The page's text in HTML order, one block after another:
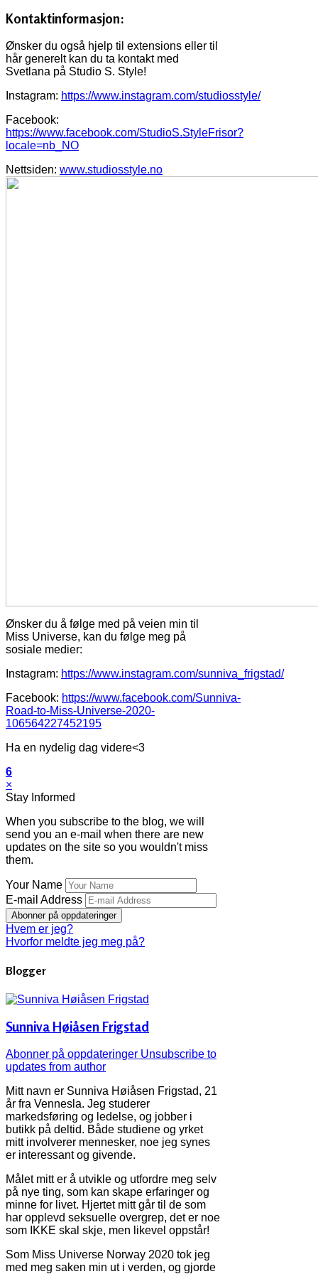
Kontaktinformasjon:
Ønsker du også hjelp til extensions eller til
hår generelt kan du ta kontakt med
Svetlana på Studio S. Style!
Instagram: https://www.instagram.com/studiosstyle/
Facebook:
https://www.facebook.com/StudioS.StyleFrisor?
locale=nb_NO
Nettsiden: www.studiosstyle.no
Ønsker du å følge med på veien min til
Miss Universe, kan du følge meg på
sosiale medier:
Instagram: https://www.instagram.com/sunniva_frigstad/
Facebook: https://www.facebook.com/Sunniva-
Road-to-Miss-Universe-2020-
106564227452195
Ha en nydelig dag videre<3
6
×
Stay Informed
When you subscribe to the blog, we will
send you an e-mail when there are new
updates on the site so you wouldn't miss
them.
Your Name
E-mail Address
Abonner på oppdateringer
Hvem er jeg?
Hvorfor meldte jeg meg på?
Blogger
Sunniva Høiåsen Frigstad
Abonner på oppdateringer Unsubscribe to
updates from author
Mitt navn er Sunniva Høiåsen Frigstad, 21
år fra Vennesla. Jeg studerer
markedsføring og ledelse, og jobber i
butikk på deltid. Både studiene og yrket
mitt involverer mennesker, noe jeg synes
er interessant og givende.
Målet mitt er å utvikle og utfordre meg selv
på nye ting, som kan skape erfaringer og
minne for livet. Hjertet mitt går til de som
har opplevd seksuelle overgrep, det er noe
som IKKE skal skje, men likevel oppstår!
Som Miss Universe Norway 2020 tok jeg
med meg saken min ut i verden, og gjorde